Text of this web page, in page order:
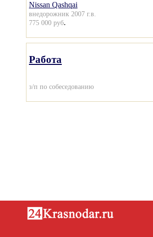
Nissan Qashqai
внедорожник 2007 г.в.
775 000 руб.
Работа
з/п по собеседованию